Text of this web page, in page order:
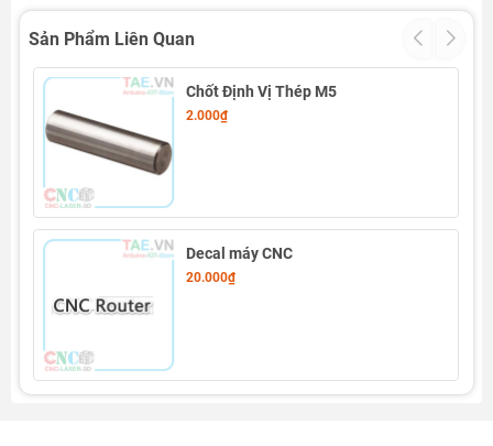
Sản Phẩm Liên Quan
Chốt Định Vị Thép M5
2.000₫
Decal máy CNC
20.000₫